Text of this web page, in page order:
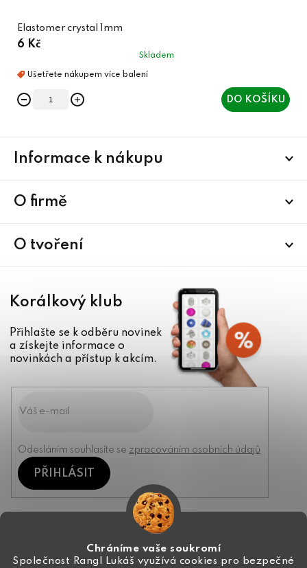
Chráníme vaše soukromí
Společnost Rangl Lukáš využívá cookies pro bezpečné
Elastomer crystal 1mm
6 Kč
Skladem
DO KOŠÍKU
Informace k nákupu
O firmě
O tvoření
Korálkový klub
Přihlašte se k odběru novinek
a získejte informace o
novinkách a přístup k akcím.
Odesláním souhlasíte se zpracováním osobních údajů
PŘIHLÁSIT